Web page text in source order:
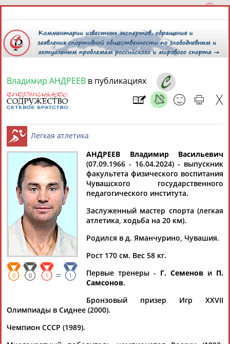
9 августа 2026 года,
СПОРТСМЕНЫ, ТРЕНЕРЫ И СПЕЦИАЛИСТЫ
Найдено: 13181персон Расширенный поиск
Аслаудин
АБАЕВ
Елена
АБАИМОВА
Мария
АБАКУМОВА
Юлия
АБАЛАКИНА
Дмитрий
Тамилла
АБАСОВА
Рамазан
АБАЧАРАЕВ
Ростом
Владимир АНДРЕЕВ в публикациях
Легкая атлетика
0 0 1 = 1
АНДРЕЕВ Владимир Васильевич
(07.09.1966 - 16.04.2024) - выпускник
факультета физического воспитания
Чувашского государственного
педагогического института.
Заслуженный мастер спорта (легкая
атлетика, ходьба на 20 км).
Родился в д. Яманчурино, Чувашия.
Рост 170 см. Вес 58 кг.
Первые тренеры - Г. Семенов и П.
Самсонов.
Бронзовый призер Игр XXVII
Олимпиады в Сиднее (2000).
Чемпион СССР (1989).